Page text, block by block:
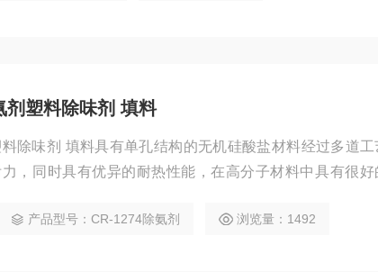
剂塑料除味剂 填料
除味剂 填料具有单孔结构的无机硅酸盐材料经过多道工
，同时具有优异的耐热性能，在高分子材料中具有很好
产品型号：CR-1274除氨剂 浏览量：1492